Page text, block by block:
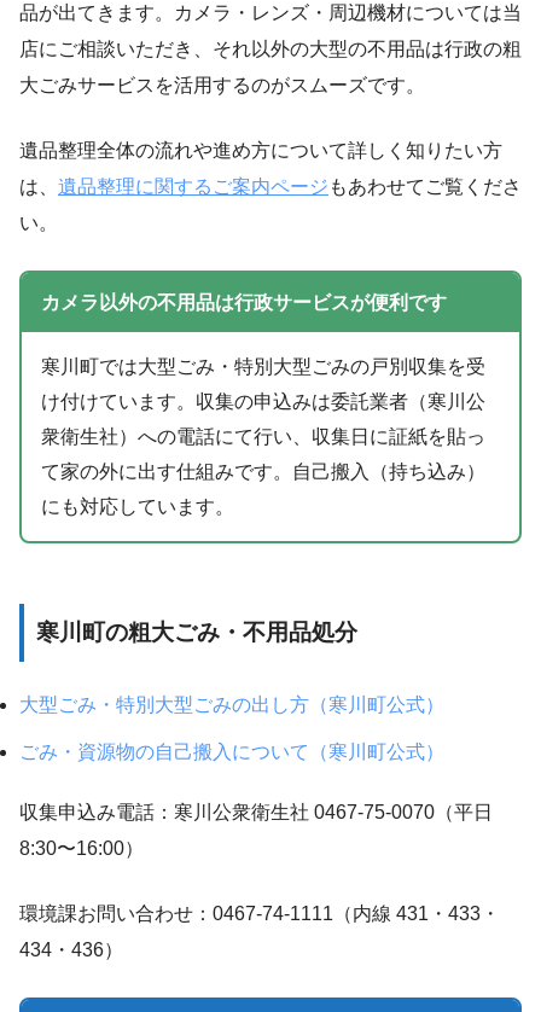
品が出てきます。カメラ・レンズ・周辺機材については当
店にご相談いただき、それ以外の大型の不用品は行政の粗
大ごみサービスを活用するのがスムーズです。
遺品整理全体の流れや進め方について詳しく知りたい方
は、 遺品整理に関するご案内ページ もあわせてご覧くださ
い。
カメラ以外の不用品は行政サービスが便利です
寒川町では大型ごみ・特別大型ごみの戸別収集を受
け付けています。収集の申込みは委託業者（寒川公
衆衛生社）への電話にて行い、収集日に証紙を貼っ
て家の外に出す仕組みです。自己搬入（持ち込み）
にも対応しています。
寒川町の粗大ごみ・不用品処分
大型ごみ・特別大型ごみの出し方（寒川町公式）
ごみ・資源物の自己搬入について（寒川町公式）
収集申込み電話：寒川公衆衛生社 0467-75-0070（平日
8:30〜16:00）
環境課お問い合わせ：0467-74-1111（内線 431・433・
434・436）